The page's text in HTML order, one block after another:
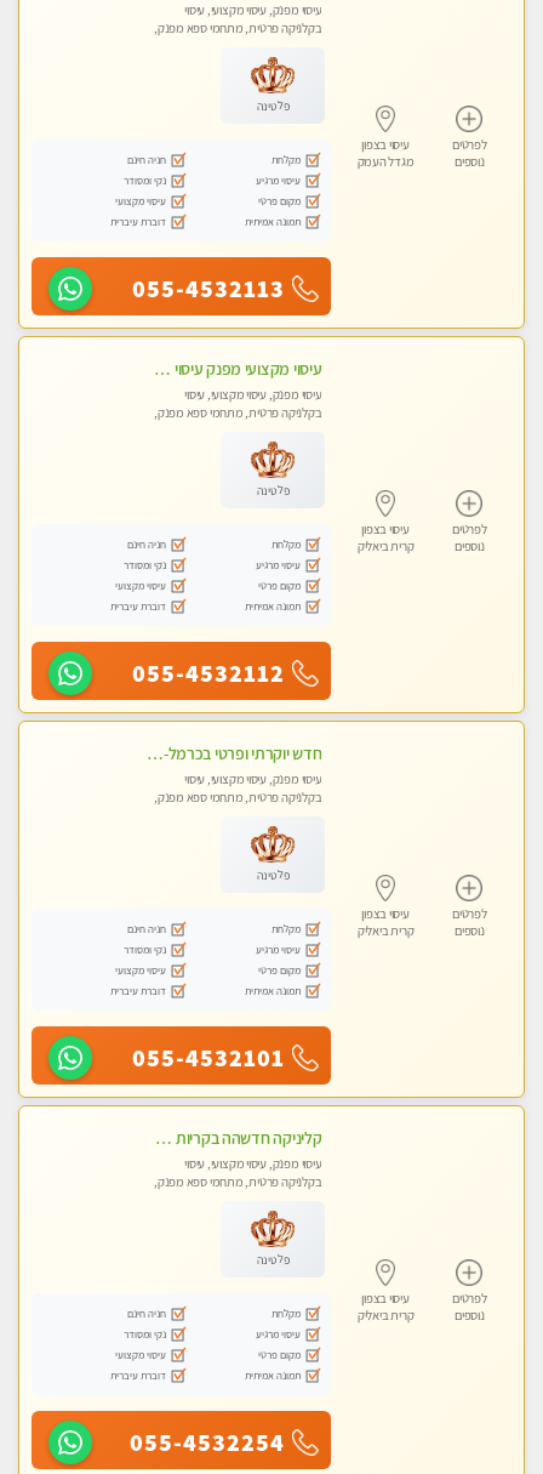
לפרטים
נוספים
עיסוי בצפון
מגדל העמק
עיסוי מפנק, עיסוי מקצועי, עיסוי
בקלניקה פרטית, מתחמי ספא מפנק,
פלטינה
מקלחת
חניה חינם
עיסוי מרגיע
נקי ומסודר
מקום פרטי
עיסוי מקצועי
תמונה אמיתית
דוברת עיברית
055-4532113
לפרטים
נוספים
עיסוי בצפון
קרית ביאליק
עיסוי מקצועי מפנק עיסוי עם אבנים חמות. מעסה עם תעודות. טיפול מרגיע משוחרר באווירה נעימה נקיה ומסודרת. יש חניה ומקלחת
עיסוי מפנק, עיסוי מקצועי, עיסוי
בקלניקה פרטית, מתחמי ספא מפנק,
פלטינה
מקלחת
חניה חינם
עיסוי מרגיע
נקי ומסודר
מקום פרטי
עיסוי מקצועי
תמונה אמיתית
דוברת עיברית
055-4532112
לפרטים
נוספים
עיסוי בצפון
קרית ביאליק
חדש יוקרתי ופרטי בכרמל-חיפה פנקו את עצמכם ברוגע פינוק וחוויה בלתי נשכחת ללא מין !!
עיסוי מפנק, עיסוי מקצועי, עיסוי
בקלניקה פרטית, מתחמי ספא מפנק,
פלטינה
מקלחת
חניה חינם
עיסוי מרגיע
נקי ומסודר
מקום פרטי
עיסוי מקצועי
תמונה אמיתית
דוברת עיברית
055-4532101
לפרטים
נוספים
עיסוי בצפון
קרית ביאליק
קליניקה חדשהה בקריות מעסה איכותית מפנקת ומקצועית מאוד+נשים +זוגות
עיסוי מפנק, עיסוי מקצועי, עיסוי
בקלניקה פרטית, מתחמי ספא מפנק,
לנשים בלבד
פלטינה
מקלחת
חניה חינם
עיסוי מרגיע
נקי ומסודר
מקום פרטי
עיסוי מקצועי
תמונה אמיתית
דוברת עיברית
055-4532254